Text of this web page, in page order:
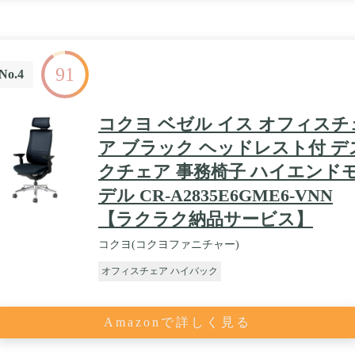
91
コクヨ ベゼル イス オフィスチ
ア ブラック ヘッドレスト付 デ
クチェア 事務椅子 ハイエンド
デル CR-A2835E6GME6-VNN
【ラクラク納品サービス】
コクヨ(コクヨファニチャー)
オフィスチェア ハイバック
Amazonで詳しく見る